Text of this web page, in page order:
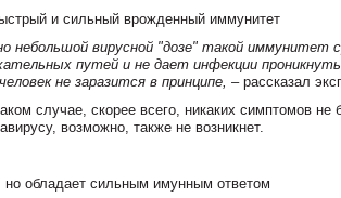
и сильный врожденный иммунитет
небольшой вирусной "дозе" такой иммунитет
путей и не дает инфекции
не заразится в принципе, – рассказал
случае, скорее всего, никаких симптомов не
возможно, также не возникнет.
но обладает сильным имунным ответом